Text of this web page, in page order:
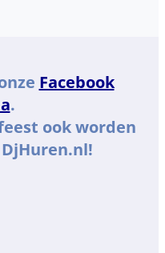
Facebook
.
ook worden